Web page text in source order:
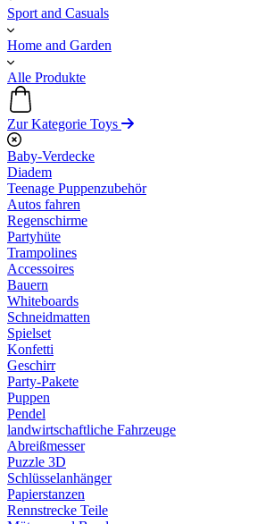
Sport and Casuals
Home and Garden
Alle Produkte
Zur Kategorie Toys
Baby-Verdecke
Diadem
Teenage Puppenzubehör
Autos fahren
Regenschirme
Partyhüte
Trampolines
Accessoires
Bauern
Whiteboards
Schneidmatten
Spielset
Konfetti
Geschirr
Party-Pakete
Puppen
Pendel
landwirtschaftliche Fahrzeuge
Abreißmesser
Puzzle 3D
Schlüsselanhänger
Papierstanzen
Rennstrecke Teile